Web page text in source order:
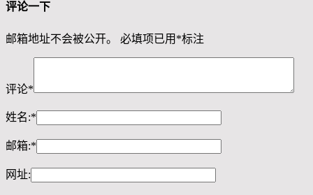
评论一下
邮箱地址不会被公开。 必填项已用 *标注
评论*
姓名:*
邮箱:*
网址: